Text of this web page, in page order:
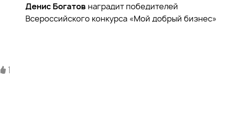
1
Денис Богатов наградит победителей
Всероссийского конкурса «Мой добрый бизнес»